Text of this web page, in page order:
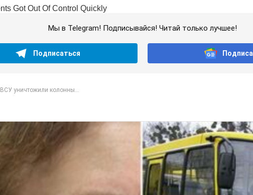
Мы в Telegram! Подписывайся! Читай только лучшее!
Подписаться
ВСУ уничтожили колонны...